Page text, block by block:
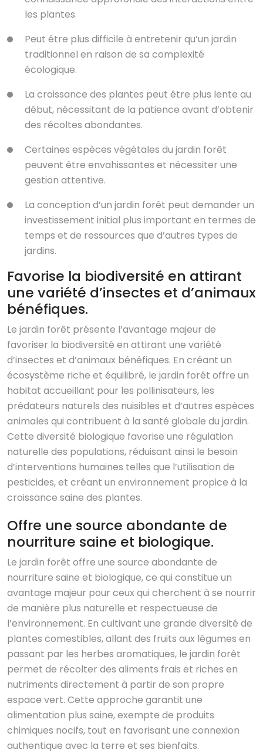
les plantes.
Peut être plus difficile à entretenir qu’un jardin
traditionnel en raison de sa complexité
écologique.
La croissance des plantes peut être plus lente au
début, nécessitant de la patience avant d’obtenir
des récoltes abondantes.
Certaines espèces végétales du jardin forêt
peuvent être envahissantes et nécessiter une
gestion attentive.
La conception d’un jardin forêt peut demander un
investissement initial plus important en termes de
temps et de ressources que d’autres types de
jardins.
Favorise la biodiversité en attirant
une variété d’insectes et d’animaux
bénéfiques.
Le jardin forêt présente l’avantage majeur de
favoriser la biodiversité en attirant une variété
d’insectes et d’animaux bénéfiques. En créant un
écosystème riche et équilibré, le jardin forêt offre un
habitat accueillant pour les pollinisateurs, les
prédateurs naturels des nuisibles et d’autres espèces
animales qui contribuent à la santé globale du jardin.
Cette diversité biologique favorise une régulation
naturelle des populations, réduisant ainsi le besoin
d’interventions humaines telles que l’utilisation de
pesticides, et créant un environnement propice à la
croissance saine des plantes.
Offre une source abondante de
nourriture saine et biologique.
Le jardin forêt offre une source abondante de
nourriture saine et biologique, ce qui constitue un
avantage majeur pour ceux qui cherchent à se nourrir
de manière plus naturelle et respectueuse de
l’environnement. En cultivant une grande diversité de
plantes comestibles, allant des fruits aux légumes en
passant par les herbes aromatiques, le jardin forêt
permet de récolter des aliments frais et riches en
nutriments directement à partir de son propre
espace vert. Cette approche garantit une
alimentation plus saine, exempte de produits
chimiques nocifs, tout en favorisant une connexion
authentique avec la terre et ses bienfaits.